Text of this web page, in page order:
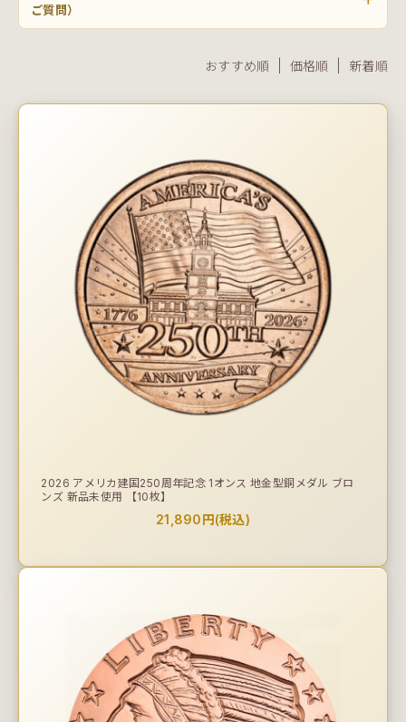
ご質問）
おすすめ順 | 価格順 新着順
2026 アメリカ建国250周年記念 1オンス 地金型銅メダル ブロ
ンズ 新品未使用 【10枚】
21,890円(税込)